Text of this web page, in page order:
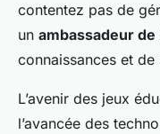
contentez pas de
un ambassadeur
connaissances et de
L’avenir des jeux
l’avancée des